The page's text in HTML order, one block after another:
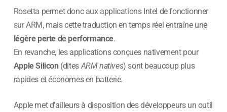
Rosetta permet donc aux applications Intel de fonctionner
sur ARM, mais cette traduction en temps réel entraîne une
légère perte de performance.
En revanche, les applications conçues nativement pour
Apple Silicon (dites ARM natives) sont beaucoup plus
rapides et économes en batterie.
Apple met d’ailleurs à disposition des développeurs un outil